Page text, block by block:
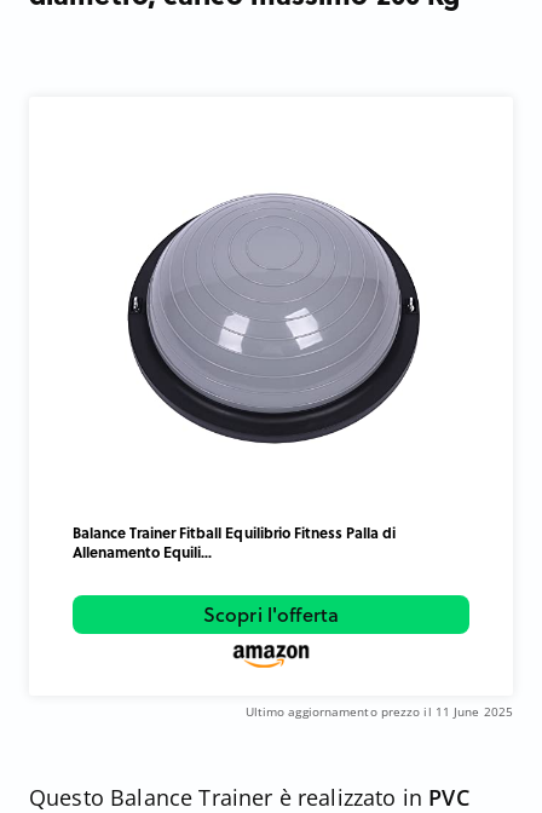
Balance Trainer Fitball Equilibrio Fitness Palla di
Allenamento Equili...
Scopri l'offerta
Ultimo aggiornamento prezzo il 11 June 2025
Questo Balance Trainer è realizzato in PVC